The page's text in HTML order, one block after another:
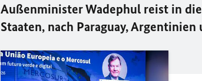
Außenminister Wadephul reist in
Staaten, nach Paraguay, Argentinien